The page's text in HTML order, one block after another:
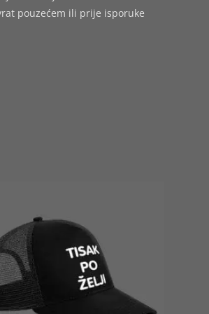
pouzećem ili prije isporuke